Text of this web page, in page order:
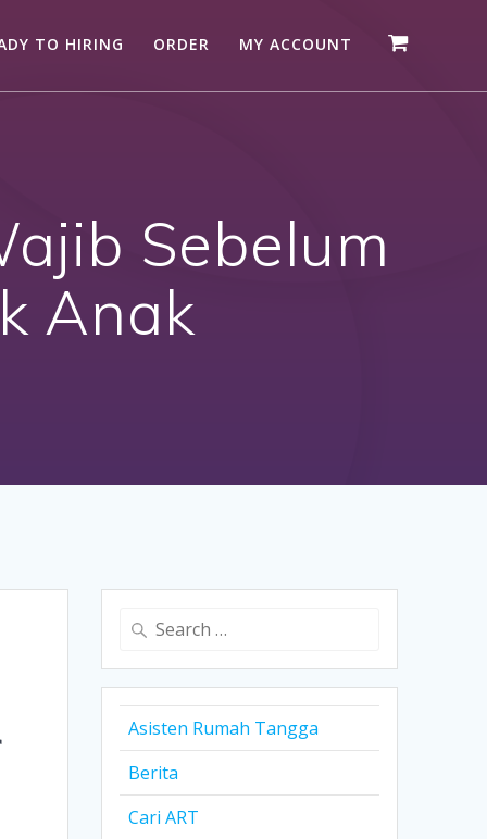
TO HIRING ORDER MY ACCOUNT
Sebelum
Anak
Search
Asisten Rumah Tangga
Berita
Cari ART